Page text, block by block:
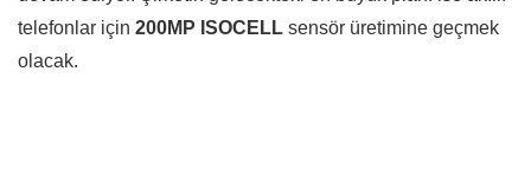
telefonlar için 200MP ISOCELL sensör üretimine geçmek
olacak.